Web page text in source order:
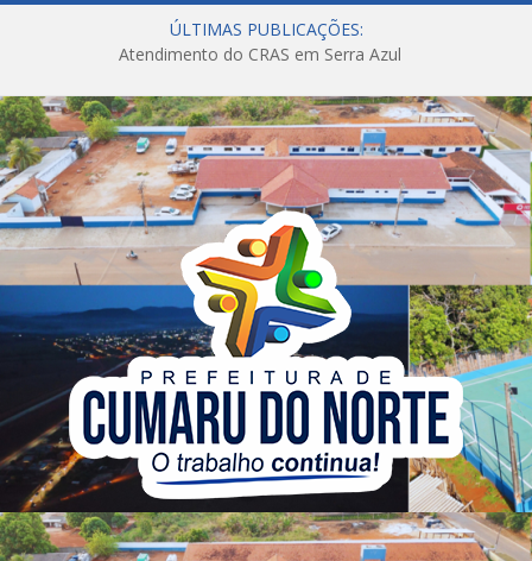
ÚLTIMAS PUBLICAÇÕES:
Atendimento do CRAS em Serra Azul